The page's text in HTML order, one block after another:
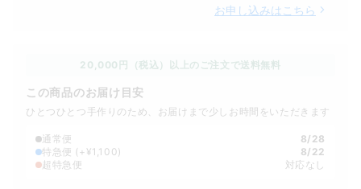
お申し込みはこちら
20,000円（税込）以上のご注文で送料無料
この商品のお届け目安
ひとつひとつ手作りのため、お届けまで少しお時間をいただきます
通常便
8/28
特急便 (+¥1,100)
8/22
超特急便
対応なし